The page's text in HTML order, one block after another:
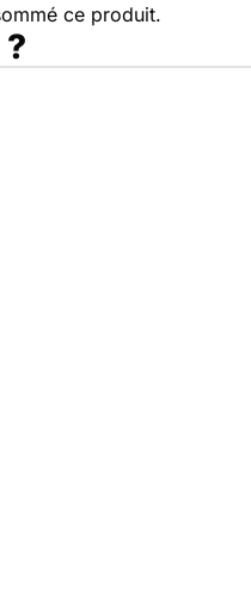
ce produit.